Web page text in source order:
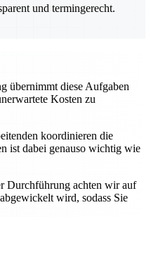
und termingerecht.
übernimmt diese Aufgaben
Kosten zu
koordinieren die
ist dabei genauso wichtig wie
Durchführung achten wir auf
wird, sodass Sie